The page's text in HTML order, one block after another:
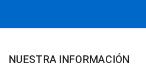
NUESTRA INFORMACIÓN